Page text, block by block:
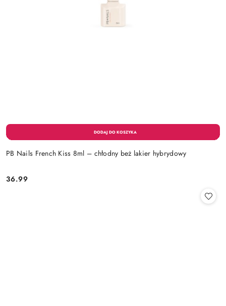
PB Nails French Kiss 8ml – chłodny beż lakier hybrydowy
Cena:
36.99